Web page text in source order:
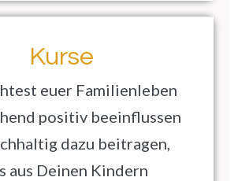
Kurse
euer Familienleben
positiv beeinflussen
dazu beitragen,
aus Deinen Kindern